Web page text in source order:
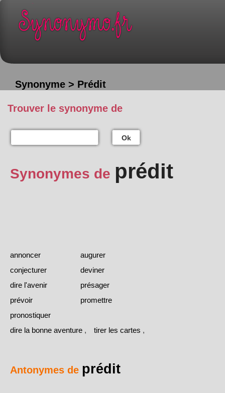
Synonyme > Prédit
Trouver le synonyme de
Ok
Synonymes de prédit
annoncer
augurer
conjecturer
deviner
dire l'avenir
présager
prévoir
promettre
pronostiquer
dire la bonne aventure , tirer les cartes ,
Antonymes de prédit